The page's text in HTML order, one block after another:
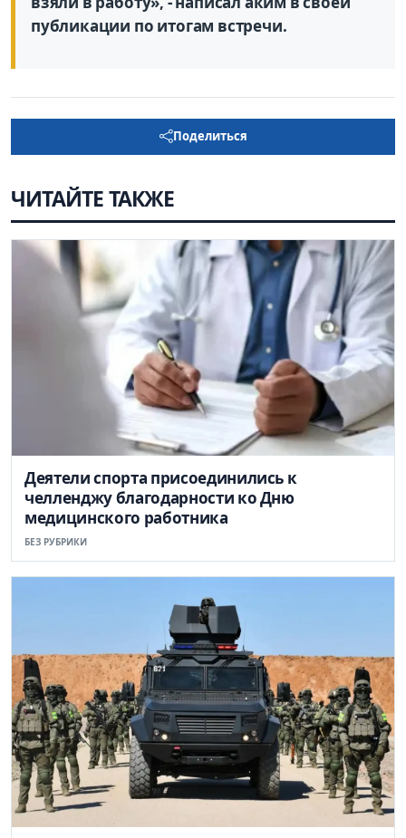
публикации по итогам встречи.
Поделиться
ЧИТАЙТЕ ТАКЖЕ
Деятели спорта присоединились к
челленджу благодарности ко Дню
медицинского работника
БЕЗ РУБРИКИ